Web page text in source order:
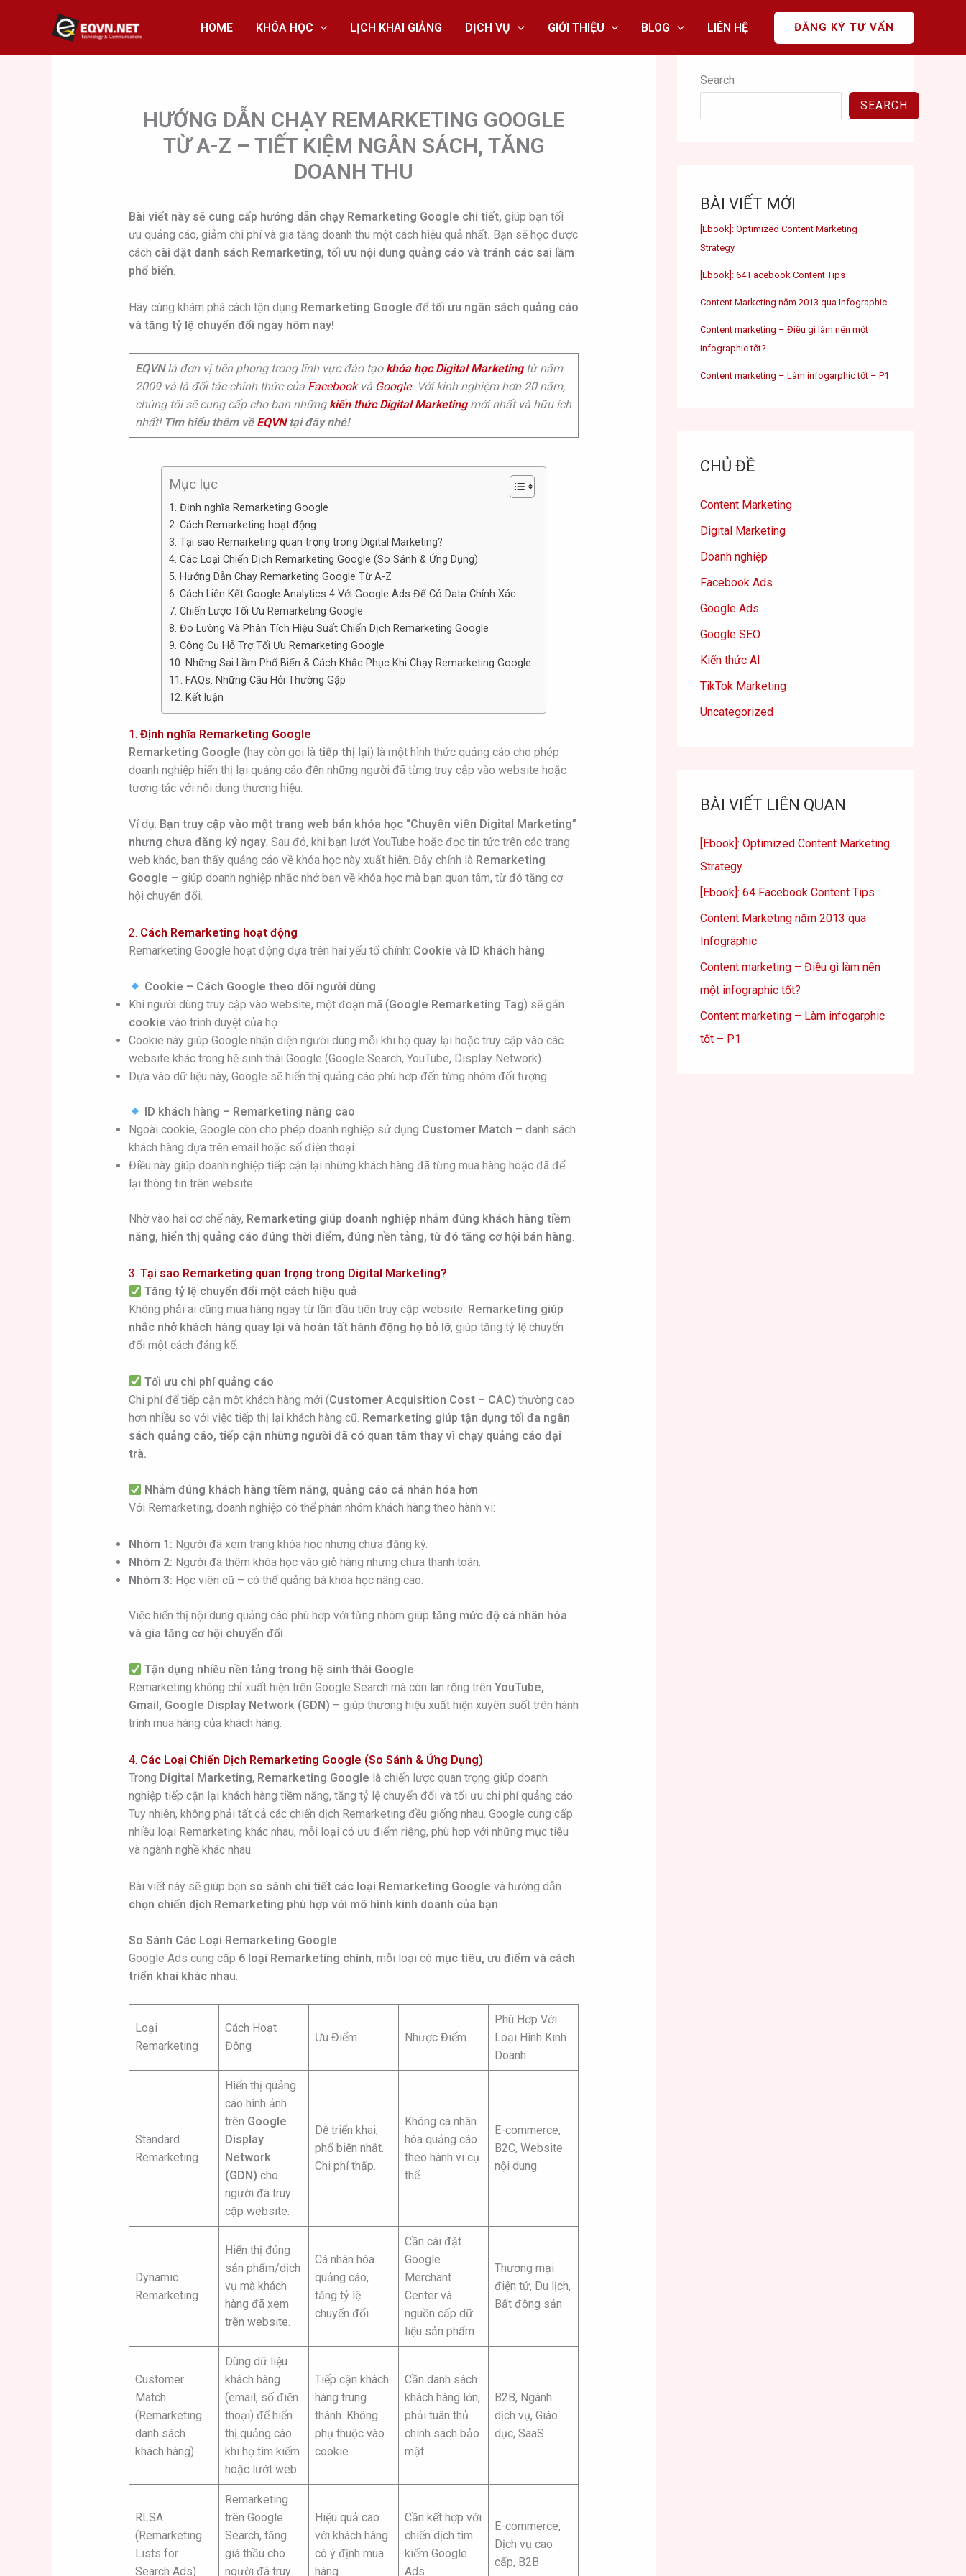
HOME KHÓA HỌC LỊCH KHAI GIẢNG DỊCH VỤ GIỚI THIỆU BLOG LIÊN HỆ ĐĂNG KÝ TƯ VẤN
HƯỚNG DẪN CHẠY REMARKETING GOOGLE
TỪ A-Z – TIẾT KIỆM NGÂN SÁCH, TĂNG
DOANH THU
Bài viết này sẽ cung cấp hướng dẫn chạy Remarketing Google chi tiết, giúp bạn tối
ưu quảng cáo, giảm chi phí và gia tăng doanh thu một cách hiệu quả nhất. Bạn sẽ học được
cách cài đặt danh sách Remarketing, tối ưu nội dung quảng cáo và tránh các sai lầm
phổ biến.
Hãy cùng khám phá cách tận dụng Remarketing Google đểtối ưu ngân sách quảng cáo
và tăng tỷ lệ chuyển đổi ngay hôm nay!
EQVNlà đơn vị tiên phong trong lĩnh vực đào tạo khóa học Digital Marketingtừ năm
2009 và là đối tác chính thức của FacebookvàGoogle. Với kinh nghiệm hơn 20 năm,
chúng tôi sẽ cung cấp cho bạn những kiến thức Digital Marketingmới nhất và hữu ích
nhất! Tìm hiểu thêm về EQVNtại đây nhé!
Mục lục
1. Định nghĩa Remarketing Google
2. Cách Remarketing hoạt động
3. Tại sao Remarketing quan trọng trong Digital Marketing?
4. Các Loại Chiến Dịch Remarketing Google (So Sánh & Ứng Dụng)
5. Hướng Dẫn Chạy Remarketing Google Từ A-Z
6. Cách Liên Kết Google Analytics 4 Với Google Ads Để Có Data Chính Xác
7. Chiến Lược Tối Ưu Remarketing Google
8. Đo Lường Và Phân Tích Hiệu Suất Chiến Dịch Remarketing Google
9. Công Cụ Hỗ Trợ Tối Ưu Remarketing Google
10. Những Sai Lầm Phổ Biến & Cách Khắc Phục Khi Chạy Remarketing Google
11. FAQs: Những Câu Hỏi Thường Gặp
12. Kết luận
1. Định nghĩa Remarketing Google
Remarketing Google (hay còn gọi là tiếp thị lại) là một hình thức quảng cáo cho phép
doanh nghiệp hiển thị lại quảng cáo đến những người đã từng truy cập vào website hoặc
tương tác với nội dung thương hiệu.
Ví dụ: Bạn truy cập vào một trang web bán khóa học “Chuyên viên Digital Marketing”
nhưng chưa đăng ký ngay. Sau đó, khi bạn lướt YouTube hoặc đọc tin tức trên các trang
web khác, bạn thấy quảng cáo về khóa học này xuất hiện. Đây chính là Remarketing
Google – giúp doanh nghiệp nhắc nhở bạn về khóa học mà bạn quan tâm, từ đó tăng cơ
hội chuyển đổi.
2. Cách Remarketing hoạt động
Remarketing Google hoạt động dựa trên hai yếu tố chính: Cookie và ID khách hàng.
Cookie – Cách Google theo dõi người dùng
Khi người dùng truy cập vào website, một đoạn mã (Google Remarketing Tag) sẽ gắn
cookie vào trình duyệt của họ.
Cookie này giúp Google nhận diện người dùng mỗi khi họ quay lại hoặc truy cập vào các
website khác trong hệ sinh thái Google (Google Search, YouTube, Display Network).
Dựa vào dữ liệu này, Google sẽ hiển thị quảng cáo phù hợp đến từng nhóm đối tượng.
ID khách hàng – Remarketing nâng cao
Ngoài cookie, Google còn cho phép doanh nghiệp sử dụng Customer Match – danh sách
khách hàng dựa trên email hoặc số điện thoại.
Điều này giúp doanh nghiệp tiếp cận lại những khách hàng đã từng mua hàng hoặc đã để
lại thông tin trên website.
Nhờ vào hai cơ chế này, Remarketing giúp doanh nghiệp nhắm đúng khách hàng tiềm
năng, hiển thị quảng cáo đúng thời điểm, đúng nền tảng, từ đó tăng cơ hội bán hàng.
3. Tại sao Remarketing quan trọng trong Digital Marketing?
Tăng tỷ lệ chuyển đổi một cách hiệu quả
Không phải ai cũng mua hàng ngay từ lần đầu tiên truy cập website. Remarketing giúp
nhắc nhở khách hàng quay lại và hoàn tất hành động họ bỏ lỡ, giúp tăng tỷ lệ chuyển
đổi một cách đáng kể.
Tối ưu chi phí quảng cáo
Chi phí để tiếp cận một khách hàng mới (Customer Acquisition Cost – CAC) thường cao
hơn nhiều so với việc tiếp thị lại khách hàng cũ. Remarketing giúp tận dụng tối đa ngân
sách quảng cáo, tiếp cận những người đã có quan tâm thay vì chạy quảng cáo đại
trà.
Nhắm đúng khách hàng tiềm năng, quảng cáo cá nhân hóa hơn
Với Remarketing, doanh nghiệp có thể phân nhóm khách hàng theo hành vi:
Nhóm 1: Người đã xem trang khóa học nhưng chưa đăng ký.
Nhóm 2: Người đã thêm khóa học vào giỏ hàng nhưng chưa thanh toán.
Nhóm 3: Học viên cũ – có thể quảng bá khóa học nâng cao.
Việc hiển thị nội dung quảng cáo phù hợp với từng nhóm giúp tăng mức độ cá nhân hóa
và gia tăng cơ hội chuyển đổi
Tận dụng nhiều nền tảng trong hệ sinh thái Google
Remarketing không chỉ xuất hiện trên Google Search mà còn lan rộng trên YouTube,
Gmail, Google Display Network (GDN) – giúp thương hiệu xuất hiện xuyên suốt trên hành
trình mua hàng của khách hàng.
4. Các Loại Chiến Dịch Remarketing Google (So Sánh & Ứng Dụng)
Trong Digital Marketing, Remarketing Google là chiến lược quan trọng giúp doanh
nghiệp tiếp cận lại khách hàng tiềm năng, tăng tỷ lệ chuyển đổi và tối ưu chi phí quảng cáo.
Tuy nhiên, không phải tất cả các chiến dịch Remarketing đều giống nhau. Google cung cấp
nhiều loại Remarketing khác nhau, mỗi loại có ưu điểm riêng, phù hợp với những mục tiêu
và ngành nghề khác nhau.
Bài viết này sẽ giúp bạn so sánh chi tiết các loại Remarketing Google và hướng dẫn
chọn chiến dịch Remarketing phù hợp với mô hình kinh doanh của bạn
So Sánh Các Loại Remarketing Google
Google Ads cung cấp 6 loại Remarketing chính, mỗi loại có mục tiêu, ưu điểm và cách
triển khai khác nhau.
Loại
Remarketing
Cách Hoạt
Động
Ưu Điểm Nhược Điểm
Phù Hợp Với
Loại Hình Kinh
Doanh
Standard
Remarketing
Hiển thị quảng
cáo hình ảnh
trên Google
Display
Network
(GDN) cho
người đã truy
cập website.
Dễ triển khai,
phổ biến nhất.
Chi phí thấp.
Không cá nhân
hóa quảng cáo
theo hành vi cụ
thể.
E-commerce,
B2C, Website
nội dung
Dynamic
Remarketing
Hiển thị đúng
sản phẩm/dịch
vụ mà khách
hàng đã xem
trên website.
Cá nhân hóa
quảng cáo,
tăng tỷ lệ
chuyển đổi.
Cần cài đặt
Google
Merchant
Center và
nguồn cấp dữ
liệu sản phẩm.
Thương mại
điện tử, Du lịch,
Bất động sản
Customer
Match
(Remarketing
danh sách
khách hàng)
Dùng dữ liệu
khách hàng
(email, số điện
thoại) để hiển
thị quảng cáo
khi họ tìm kiếm
hoặc lướt web.
Tiếp cận khách
hàng trung
thành. Không
phụ thuộc vào
cookie
Cần danh sách
khách hàng lớn,
phải tuân thủ
chính sách bảo
mật.
B2B, Ngành
dịch vụ, Giáo
dục, SaaS
RLSA
(Remarketing
Lists for
Search Ads)
Remarketing
trên Google
Search, tăng
giá thầu cho
người đã truy
Hiệu quả cao
với khách hàng
có ý định mua
hàng.
Cần kết hợp với
chiến dịch tìm
kiếm Google
Ads
E-commerce,
Dịch vụ cao
cấp, B2B
Search
SEARCH
BÀI VIẾT MỚI
[Ebook]: Optimized Content Marketing
Strategy
[Ebook]: 64 Facebook Content Tips
Content Marketing năm 2013 qua Infographic
Content marketing – Điều gì làm nên một
infographic tốt?
Content marketing – Làm infogarphic tốt – P1
CHỦ ĐỀ
Content Marketing
Digital Marketing
Doanh nghiệp
Facebook Ads
Google Ads
Google SEO
Kiến thức AI
TikTok Marketing
Uncategorized
BÀI VIẾT LIÊN QUAN
[Ebook]: Optimized Content Marketing
Strategy
[Ebook]: 64 Facebook Content Tips
Content Marketing năm 2013 qua
Infographic
Content marketing – Điều gì làm nên
một infographic tốt?
Content marketing – Làm infogarphic
tốt – P1